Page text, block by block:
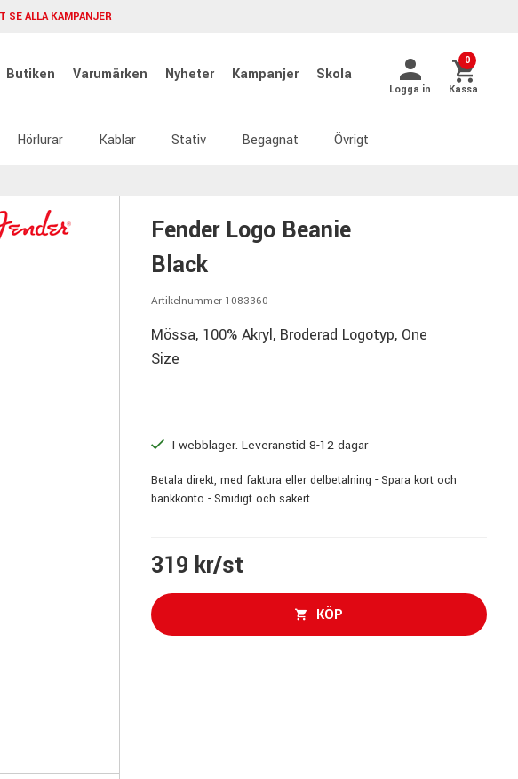
SE ALLA KAMPANJER
Butiken Varumärken Nyheter Kampanjer Skola
Logga in
0
Kassa
Hörlurar Kablar Stativ Begagnat Övrigt
Fender Logo Beanie
Black
Artikelnummer 1083360
Mössa, 100% Akryl, Broderad Logotyp, One
Size
I webblager. Leveranstid 8-12 dagar
Betala direkt, med faktura eller delbetalning - Spara kort och
bankkonto - Smidigt och säkert
319 kr/st
KÖP